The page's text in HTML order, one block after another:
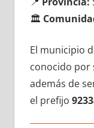
🏛️
El municipio
conocido pοr
además dе
el prefijo